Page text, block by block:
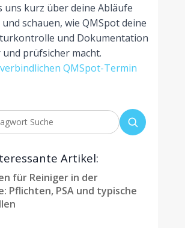
uns kurz über deine Abläufe
schauen, wie QMSpot deine
und Dokumentation
prüfsicher macht.
QMSpot-Termin
Artikel:
für Reiniger in der
Pflichten, PSA und typische